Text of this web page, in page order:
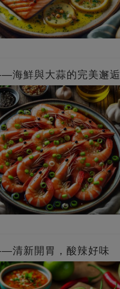
海鮮與大蒜的完美邂逅
清新開胃，酸辣好味